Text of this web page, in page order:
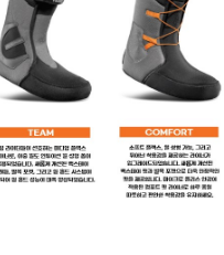
이코 라이프 하